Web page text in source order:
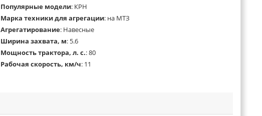
Популярные модели: КРН
Марка техники для агрегации: на МТЗ
Агрегатирование: Навесные
Ширина захвата, м: 5.6
Мощность трактора, л. с.:80
Рабочая скорость, км/ч: 11